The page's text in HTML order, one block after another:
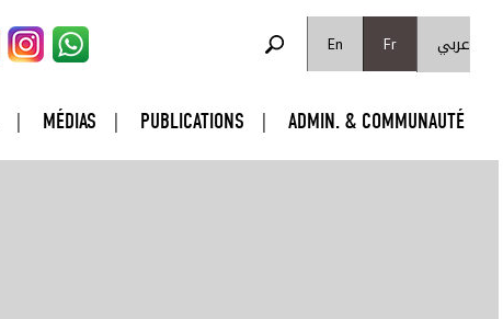
En
Fr عربي FORMULAIRE DE RECHERCHE
MÉDIAS PUBLICATIONS ADMIN. & COMMUNAUTÉ